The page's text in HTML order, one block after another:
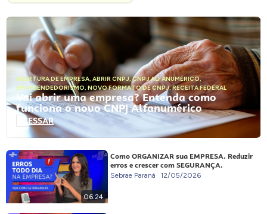
ABERTURA DE EMPRESA, ABRIR CNPJ,CNPJ ALFANUMÉRICO,
EMPREENDEDORISMO, NOVO FORMATO DE CNPJ,RECEITA FEDERAL
Vai abrir uma empresa? Entenda como
funciona o novo CNPJ Alfanumérico
ACESSAR
06:24
Como ORGANIZAR sua EMPRESA. Reduzir
erros e crescer com SEGURANÇA.
Sebrae Paraná 12/05/2026